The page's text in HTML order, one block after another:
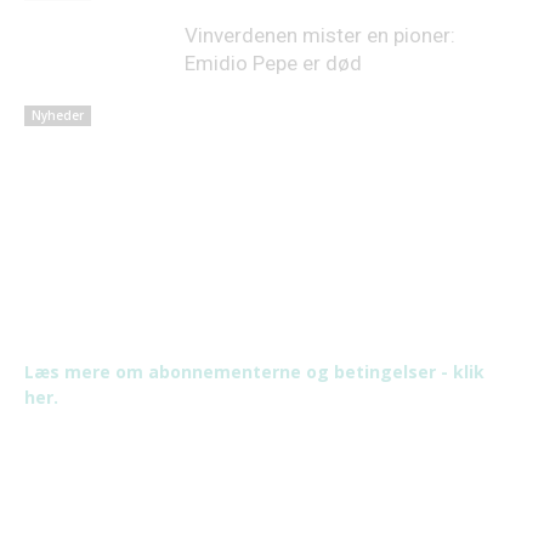
Nyheder
Vinverdenen mister en pioner:
Emidio Pepe er død
Læs mere om abonnementerne og betingelser - klik
her.